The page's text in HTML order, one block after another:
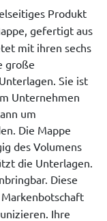
Produkt
gefertigt aus
mit ihren sechs
große
Sie ist
Unternehmen
um
Die Mappe
des Volumens
die Unterlagen.
Diese
Ihre